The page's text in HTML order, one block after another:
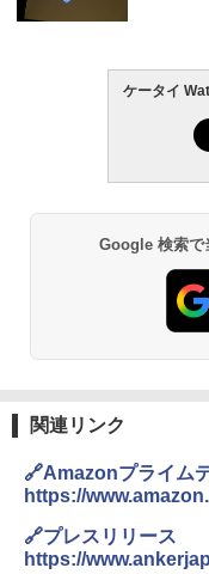
ケータイ
Google 検索で
関連リンク
🔗Amazonプライム
https://
🔗プレスリリース
https://